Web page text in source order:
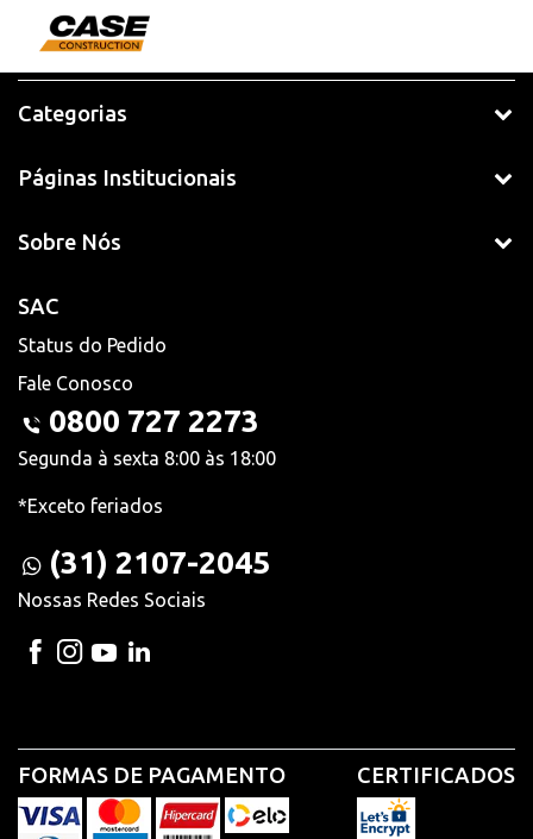
Categorias
Páginas Institucionais
Sobre Nós
SAC
Status do Pedido
Fale Conosco
0800 727 2273
Segunda à sexta 8:00 às 18:00
*Exceto feriados
(31) 2107-2045
Nossas Redes Sociais
FORMAS DE PAGAMENTO CERTIFICADOS